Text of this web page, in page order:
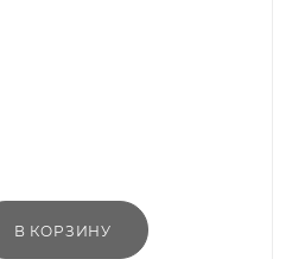
В КОРЗИНУ